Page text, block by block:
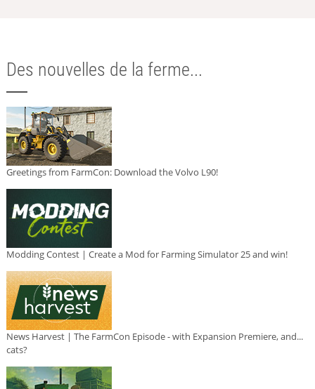
Des nouvelles de la ferme...
Greetings from FarmCon: Download the Volvo L90!
Modding Contest | Create a Mod for Farming Simulator 25 and win!
News Harvest | The FarmCon Episode - with Expansion Premiere, and...
cats?